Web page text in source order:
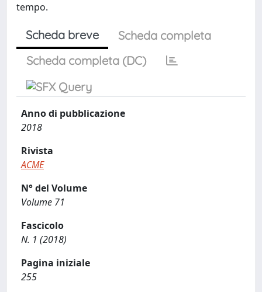
tempo.
Scheda breve
Scheda completa
Scheda completa (DC)
Anno di pubblicazione
2018
Rivista
ACME
N° del Volume
Volume 71
Fascicolo
N. 1 (2018)
Pagina iniziale
255